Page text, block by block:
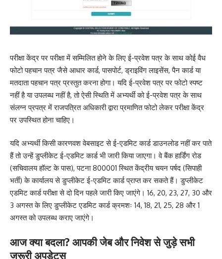
परीक्षा केंद्र पर परीक्षा में सम्मिलित होने के लिए ई-प्रवेश पत्र के साथ कोई वैध
फोटो पहचान पत्र जैसे आधार कार्ड, पासपोर्ट, ड्राइविंग लाइसेंस, पैन कार्ड या
मतदाता पहचान पत्र प्रस्तुत करना होगा। यदि ई-प्रवेश पत्र पर फोटो स्पष्ट
नहीं है या उपलब्ध नहीं है, तो ऐसी स्थिति में अभ्यर्थी को ई-प्रवेश पत्र के साथ
संलग्न प्रपत्र में राजपत्रित अधिकारी द्वारा प्रमाणित फोटो लेकर परीक्षा केंद्र
पर उपस्थित होना चाहिए।
यदि अभ्यर्थी किसी कारणवश वेबसाइट से ई-एडमिट कार्ड डाउनलोड नहीं कर पाते
हैं तो उन्हें डुप्लीकेट ई-एडमिट कार्ड भी जारी किया जाएगा। वे बैंक हार्डिंग रोड
(सचिवालय हॉल्ट के पास), पटना 800001 स्थित केंद्रीय चयन पर्षद (सिपाही
भर्ती) के कार्यालय से डुप्लीकेट ई-एडमिट कार्ड प्राप्त कर सकते हैं। डुप्लीकेट
एडमिट कार्ड परीक्षा से दो दिन पहले जारी किए जाएंगे। 16, 20, 23, 27, 30 और
3 अगस्त के लिए डुप्लीकेट एडमिट कार्ड क्रमशः 14, 18, 21, 25, 28 और 1
अगस्त को उपलब्ध कराए जाएंगे।
आज क्या बदला? आपकी जेब और निवेश से जुड़े सभी
जरूरी अपडेट्स